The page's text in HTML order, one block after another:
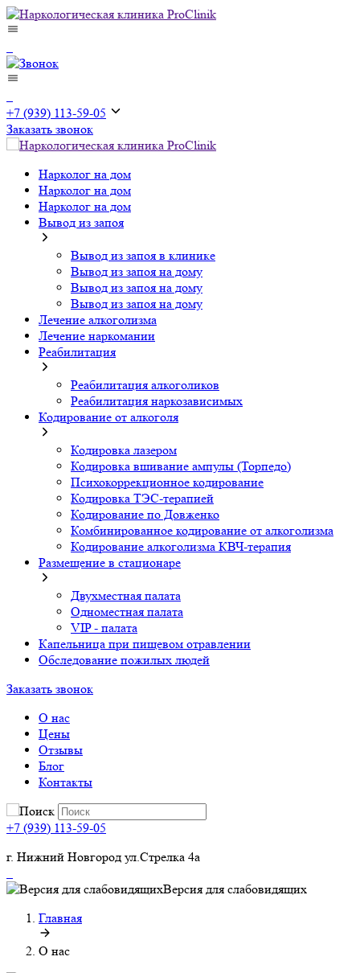
+7 (939) 113-59-05
Заказать звонок
Нарколог на дом
Нарколог на дом
Нарколог на дом
Вывод из запоя
Вывод из запоя в клинике
Вывод из запоя на дому
Вывод из запоя на дому
Вывод из запоя на дому
Лечение алкоголизма
Лечение наркомании
Реабилитация
Реабилитация алкоголиков
Реабилитация наркозависимых
Кодирование от алкоголя
Кодировка лазером
Кодировка вшивание ампулы (Торпедо)
Психокоррекционное кодирование
Кодировка ТЭС-терапией
Кодирование по Довженко
Комбинированное кодирование от алкоголизма
Кодирование алкоголизма КВЧ-терапия
Размещение в стационаре
Двухместная палата
Одноместная палата
VIP - палата
Капельница при пищевом отравлении
Обследование пожилых людей
Заказать звонок
О нас
Цены
Отзывы
Блог
Контакты
+7 (939) 113-59-05
г. Нижний Новгород ул.Стрелка 4а
Версия для слабовидящих
Главная
О нас